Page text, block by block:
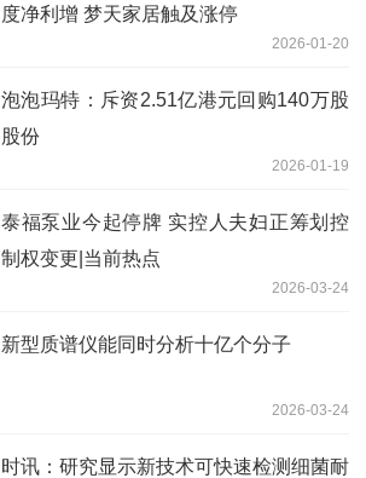
度净利增 梦天家居触及涨停
2026-01-20
泡泡玛特：斥资2.51亿港元回购140万股
股份
2026-01-19
泰福泵业今起停牌 实控人夫妇正筹划控
制权变更|当前热点
2026-03-24
新型质谱仪能同时分析十亿个分子
2026-03-24
时讯：研究显示新技术可快速检测细菌耐